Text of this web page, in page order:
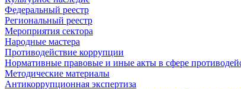
Федеральный реестр
Региональный реестр
Мероприятия сектора
Народные мастера
Противодействие коррупции
Нормативные правовые и иные акты в сфере
Методические материалы
Антикоррупционная экспертиза